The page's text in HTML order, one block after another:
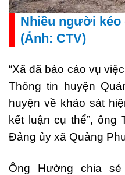
Nhiều người kéo
(Ảnh: CTV)
“Xã đã báo cáo vụ
Thông tin huyện
huyện về khảo sát
kết luận cụ thể”, ông
Đảng ủy xã Quảng
Ông Hường chia